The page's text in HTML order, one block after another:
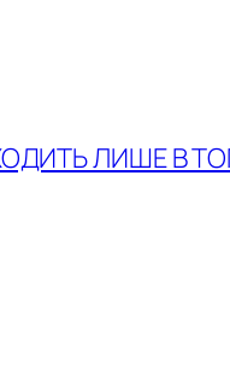
ЛИШЕ В